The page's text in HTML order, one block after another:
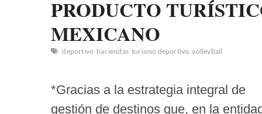
PRODUCTO
MEXICANO
deportivo haciendas turismo deportivo volleyball
*Gracias a la estrategia integral de
gestión de destinos que, en la